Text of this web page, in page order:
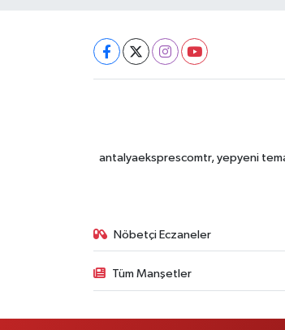
antalyaeksprescomtr, yepyeni
Nöbetçi Eczaneler
Tüm Manşetler